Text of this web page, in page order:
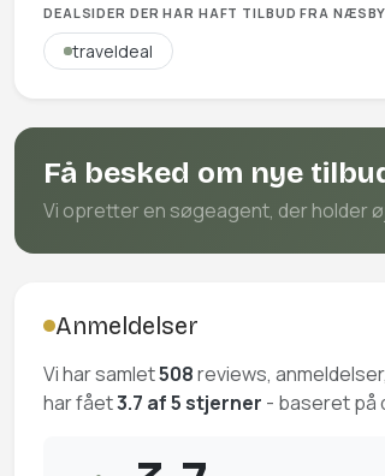
DEALSIDER DER HAR HAFT TILBUD FRA
traveldeal
Få besked om nye
Vi opretter en søgeagent, der holder
Anmeldelser
Vi har samlet508reviews,
har fået3.7 af 5 stjerner - baseret på